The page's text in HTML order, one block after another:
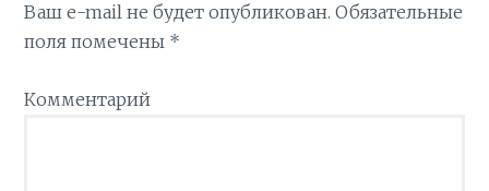
Ваш e-mail не будет опубликован. Обязательные
поля помечены *
Комментарий